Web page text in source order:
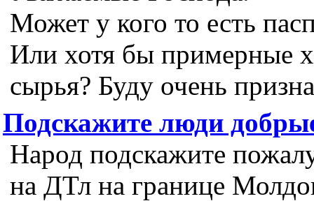
Может у кого то есть
Или хотя бы примерные
сырья? Буду очень
Подскажите люди
Народ подскажите
на ДТл на границе